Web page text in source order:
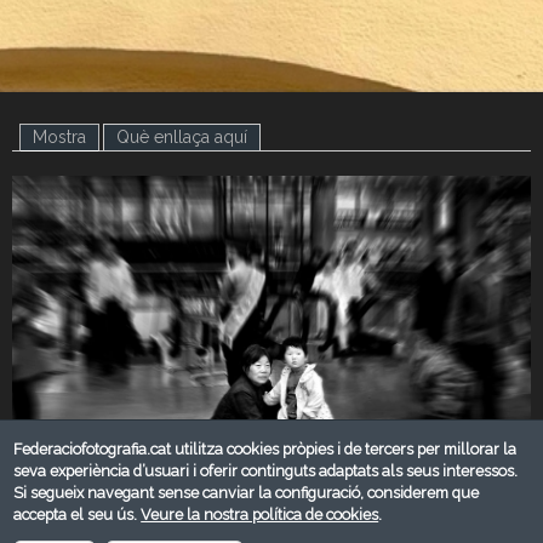
Mostra (pestanya activa)
Què enllaça aquí
Federaciofotografia.cat utilitza cookies pròpies i de tercers per millorar la
seva experiència d’usuari i oferir continguts adaptats als seus interessos.
Si segueix navegant sense canviar la configuració, considerem que
accepta el seu ús.Veure la nostra política de cookies.